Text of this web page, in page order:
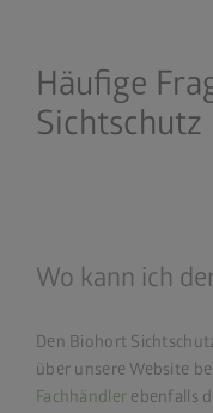
Häufige
Sichtschutz
Wo kann ich
Den Biohort
über unsere Website
Fachhändler ebenfalls